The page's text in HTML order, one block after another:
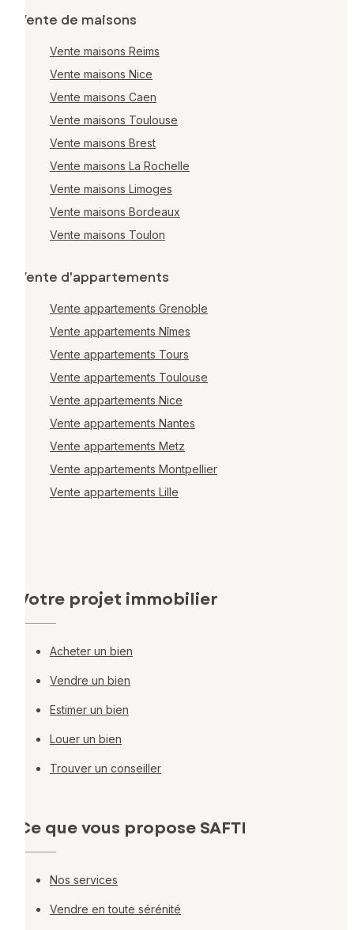
Vente de maisons
Vente maisons Reims
Vente maisons Nice
Vente maisons Caen
Vente maisons Toulouse
Vente maisons Brest
Vente maisons La Rochelle
Vente maisons Limoges
Vente maisons Bordeaux
Vente maisons Toulon
Vente d'appartements
Vente appartements Grenoble
Vente appartements Nîmes
Vente appartements Tours
Vente appartements Toulouse
Vente appartements Nice
Vente appartements Nantes
Vente appartements Metz
Vente appartements Montpellier
Vente appartements Lille
Votre projet immobilier
Acheter un bien
Vendre un bien
Estimer un bien
Louer un bien
Trouver un conseiller
Ce que vous propose SAFTI
Nos services
Vendre en toute sérénité